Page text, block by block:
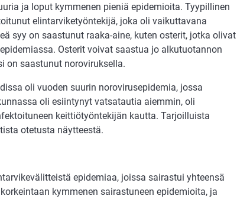
ja loput kymmenen pieniä epidemioita. Tyypillinen
elintarviketyöntekijä, joka oli vaikuttavana
syy on saastunut raaka-aine, kuten osterit, jotka olivat
Osterit voivat saastua jo alkutuotannon
on saastunut noroviruksella.
oli vuoden suurin norovirusepidemia, jossa
oli esiintynyt vatsatautia aiemmin, oli
keittiötyöntekijän kautta. Tarjoilluista
otetusta näytteestä.
epidemiaa, joissa sairastui yhteensä
kymmenen sairastuneen epidemioita, ja